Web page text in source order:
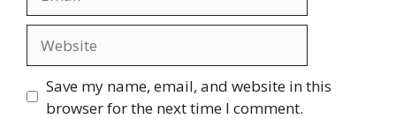
Save my name, email, and website in this
browser for the next time I comment.